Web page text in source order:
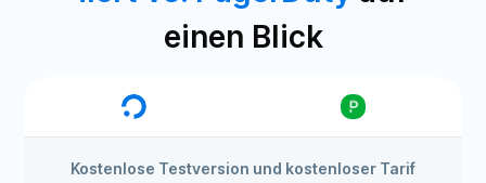
einen Blick
Kostenlose Testversion und kostenloser Tarif